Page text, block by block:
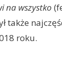
na wszystko
także
roku.